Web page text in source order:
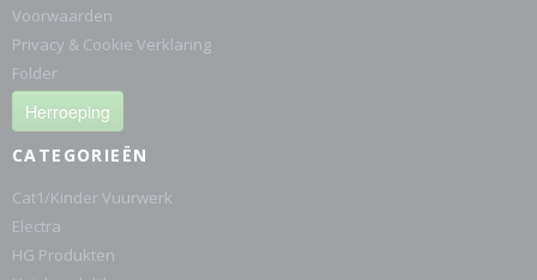
Voorwaarden
Privacy & Cookie Verklaring
Folder
Herroeping
CATEGORIEËN
Cat1/Kinder Vuurwerk
Electra
HG Produkten